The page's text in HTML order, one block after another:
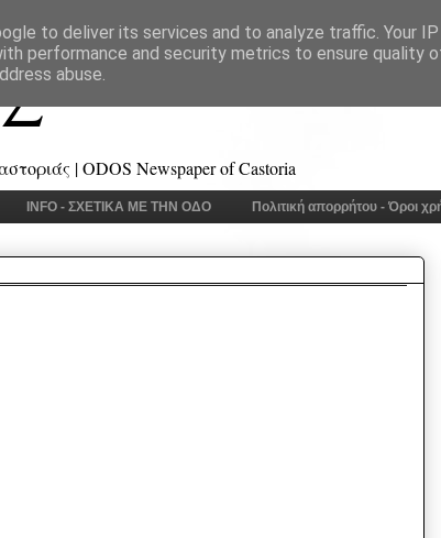
| ODOS Newspaper of Castoria
INFO - ΣΧΕΤΙΚΑ ΜΕ ΤΗΝ ΟΔΟ Πολιτική απορρήτου - Όροι
to deliver its services and to analyze traffic. Your
performance and security metrics to ensure quality
abuse.